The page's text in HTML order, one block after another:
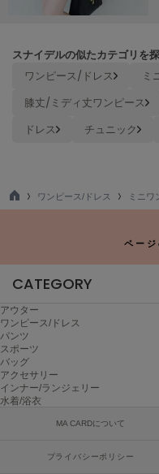
miies miim
ミーエスミーム
ミラオーウェン
MUCHA
NEW Balance
nezu
ネズ
NIKE
ナイキ
スナイデルの似たカテゴリを
ワンピース/ドレス
ミ
膝丈/ミディ丈ワンピース
ドレス
チュニック
TO
ワンピース/ドレス ミニワ
ペー
CATEGORY
アウター
ワンピース/ドレス
パンツ
スポーツ
バッグ
アクセサリー
インナー/ランジェリー
水着/浴衣
MA CARDについて
プライバシーポリシー